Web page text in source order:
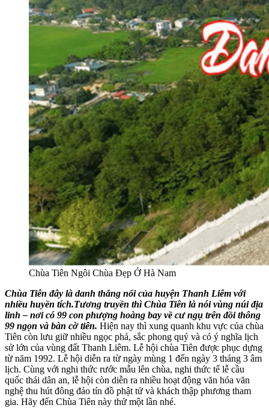
Chùa Tiên Ngôi Chùa Đẹp Ở Hà Nam
Chùa Tiên đây là danh thắng nổi của huyện Thanh Liêm với
nhiều huyền tích.Tương truyền thì Chùa Tiên là nói vùng núi địa
linh – nơi có 99 con phượng hoàng bay về cư ngụ trên đồi thông
99 ngọn và bàn cờ tiên. Hiện nay thì xung quanh khu vực của chùa
Tiên còn lưu giữ nhiều ngọc phả, sắc phong quý và có ý nghĩa lịch
sử lớn của vùng đất Thanh Liêm. Lễ hội chùa Tiên được phục dựng
từ năm 1992. Lễ hội diễn ra từ ngày mùng 1 đến ngày 3 tháng 3 âm
lịch. Cùng với nghi thức rước mẫu lên chùa, nghi thức tế lễ cầu
quốc thái dân an, lễ hội còn diễn ra nhiều hoạt động văn hóa văn
nghệ thu hút đông đảo tín đồ phật tử và khách thập phương tham
gia. Hãy đến Chùa Tiên này thử một lần nhé.